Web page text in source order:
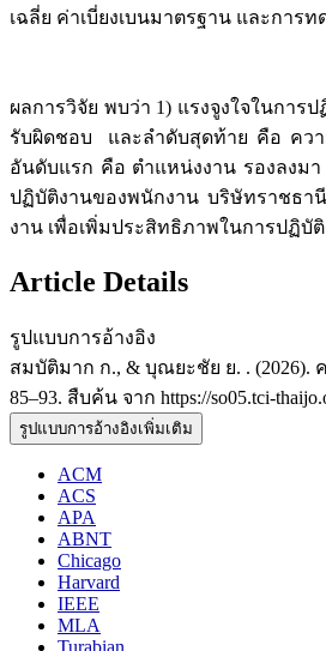
เฉลี่ย ค่าเบี่ยงเบนมาตรฐาน และกา
ผลการวิจัย พบว่า 1) แรงจูงใจในกา
รับผิดชอบ และลำดับสุดท้าย คือ คว
อันดับแรก คือ ตำแหน่งงาน รองลงม
ปฏิบัติงานของพนักงาน บริษัทราชธา
งาน เพื่อเพิ่มประสิทธิภาพในการปฏิ
Article Details
รูปแบบการอ้างอิง
สมบัติมาก ก., & บุณยะชัย ย. .
85–93. สืบค้น จาก https://so05.tci-
รูปแบบการอ้างอิงเพิ่มเติม
ACM
ACS
APA
ABNT
Chicago
Harvard
IEEE
MLA